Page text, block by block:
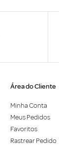
Área do Cliente
Minha Conta
Meus Pedidos
Favoritos
Rastrear Pedido